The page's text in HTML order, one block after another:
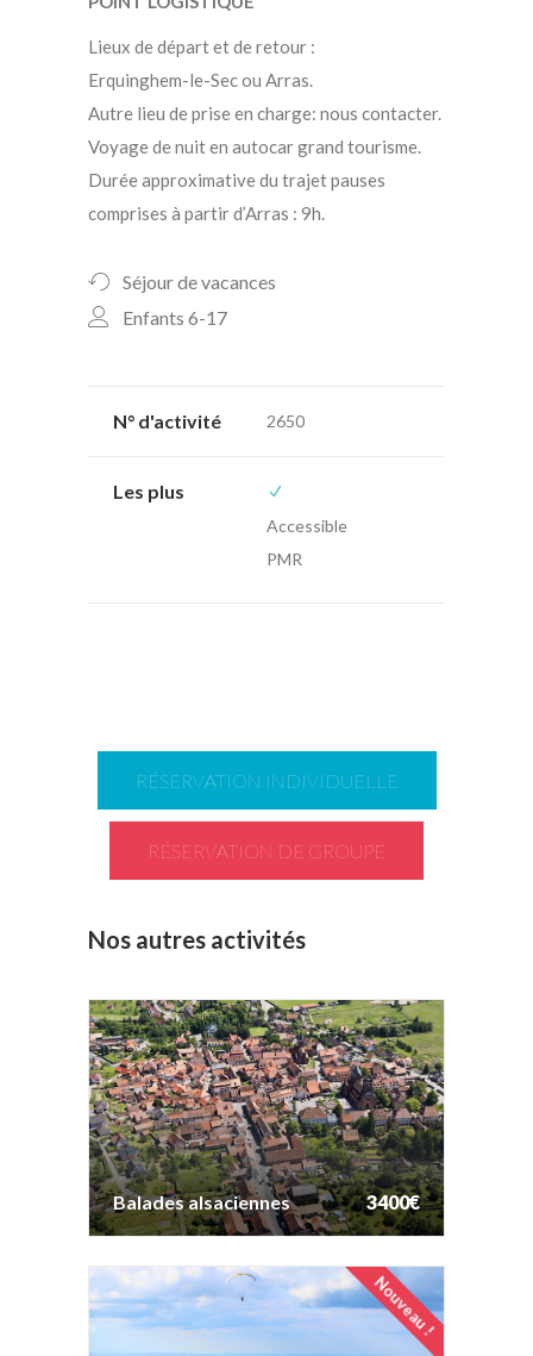
Lieux de départ et de retour :
Erquinghem-le-Sec ou Arras.
Autre lieu de prise en charge: nous contacter.
Voyage de nuit en autocar grand tourisme.
Durée approximative du trajet pauses
comprises à partir d’Arras : 9h.
Séjour de vacances
Enfants 6-17
N° d'activité 2650
Les plus
Accessible
PMR
RÉSERVATION INDIVIDUELLE
RÉSERVATION DE GROUPE
Nos autres activités
Balades alsaciennes 3400€
Balades alsaciennes 3400€
Nouveau !